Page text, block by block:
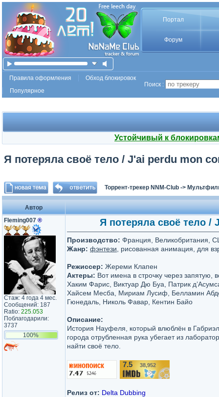
Портал
Форум
Правила оформления
Обход блокировок
Популярное
Поиск :
Устойчивый к
Я потеряла своё тело / J'ai perdu mon
Торрент-трекер NNM-Club ->
Автор
Fleming007 ®
Стаж: 4 года 4 мес.
Сообщений: 187
Ratio: 225.053
Поблагодарили:
3737
100%
Я потеряла своё тело /
Производство: Франция, Великобритания,
Жанр: фэнтези , рисованная анимация, для
Режиссер: Жереми Клапен
Актеры: Вот имена в строчку через запятую,
Хаким Фарис, Виктуар Дю Буа, Патрик
Хайсем Месба, Мириам Лусиф, Белламин
Гюнедаль, Николь Фавар, Кентин Байо
Описание:
История Науфеля, который влюблён в
города отрубленная рука убегает из
найти своё тело.
7.5 38,952
Релиз от: Delta Dubbing